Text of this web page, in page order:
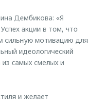
Дембикова: «Я
акции в том, что
сильную мотивацию для
идеологический
самых смелых и
и желает